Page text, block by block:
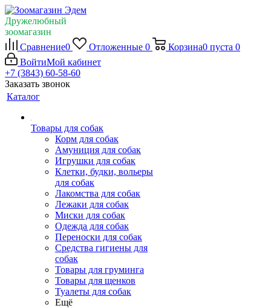
Дружелюбный
зоомагазин
Сравнение0 Отложенные 0 Корзина0 пуста 0
ВойтиМой кабинет
+7 (3843) 60-58-60
Заказать звонок
Каталог
Товары для собак
Корм для собак
Амуниция для собак
Игрушки для собак
Клетки, будки, вольеры
для собак
Лакомства для собак
Лежаки для собак
Миски для собак
Одежда для собак
Переноски для собак
Средства гигиены для
собак
Товары для груминга
Товары для щенков
Туалеты для собак
Ещё